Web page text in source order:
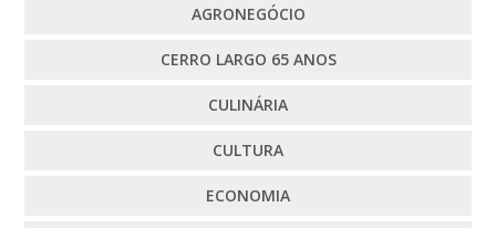
AGRONEGÓCIO
CERRO LARGO 65 ANOS
CULINÁRIA
CULTURA
ECONOMIA